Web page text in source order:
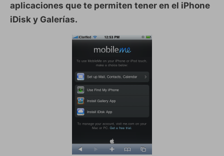
aplicaciones que te permiten tener en el iPhone
iDisk y Galerías.